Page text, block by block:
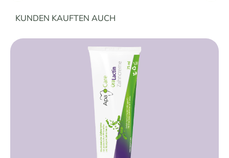
Produktgalerie überspringen
KUNDEN KAUFTEN AUCH